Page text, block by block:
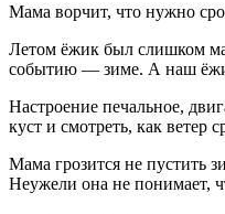
Мама ворчит, что нужно
Летом ёжик был слишком
событию — зиме. А наш ёжик
Настроение печальное,
куст и смотреть, как ветер
Мама грозится не пустить
Неужели она не понимает,